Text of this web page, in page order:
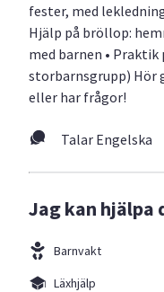
fester, med
Hjälp på bröllop:
med barnen •
storbarnsgrupp) Hör
eller har frågor!
Talar Engelska
Jag kan hjälpa
Barnvakt
Läxhjälp